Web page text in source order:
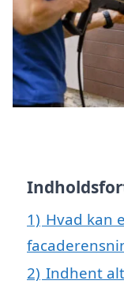
1) Hvad kan
2) Indhent